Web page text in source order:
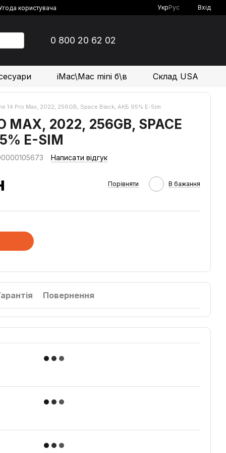
користувача
УкрРус Вхід
0 800 20 62 02
iMac\Mac mini б\в Склад USA
14 Pro Max, 2022, 256GB, Space Black, АКБ 95% E-Sim
MAX, 2022, 256GB, SPACE
E-SIM
Написати відгук
Порівняти В бажання
Повернення